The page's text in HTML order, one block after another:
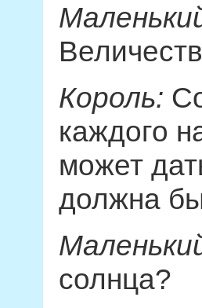
Король:
каждого
может
должна
солнца?